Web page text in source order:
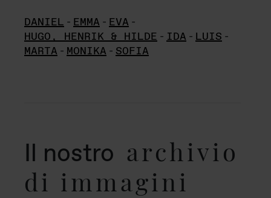
DANIEL - EMMA - EVA -
HUGO, HENRIK & HILDE - IDA - LUIS -
MARTA - MONIKA - SOFIA
Il nostro archivio
di immagini